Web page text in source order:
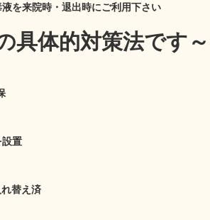
を来院時・退出時にご利用下さい
具体的対策法です～
置
替え済